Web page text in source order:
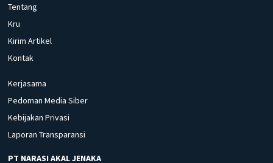
Tentang
Kru
Kirim Artikel
Kontak
Kerjasama
Pedoman Media Siber
Kebijakan Privasi
Laporan Transparansi
PT NARASI AKAL JENAKA